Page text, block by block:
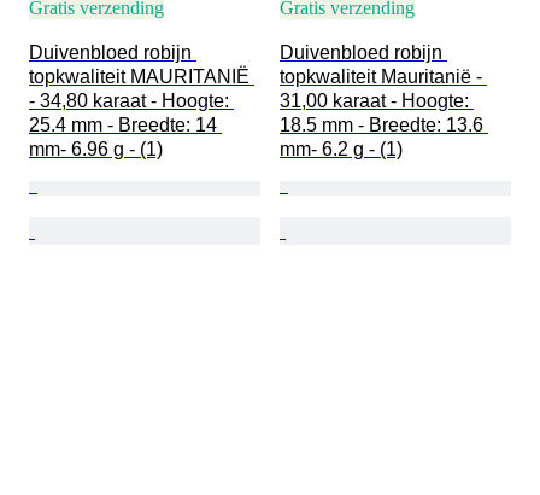
Gratis verzending
Duivenbloed robijn
topkwaliteit MAURITANIË
- 34,80 karaat - Hoogte:
25.4 mm - Breedte: 14
mm- 6.96 g - (1)
Gratis verzending
Duivenbloed robijn
topkwaliteit Mauritanië -
31,00 karaat - Hoogte:
18.5 mm - Breedte: 13.6
mm- 6.2 g - (1)